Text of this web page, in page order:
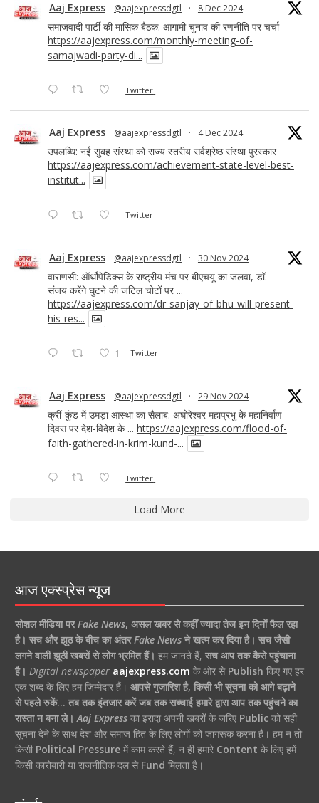
Aaj Express @aajexpressdgtl · 8 Dec 2024
समाजवादी पार्टी की मासिक बैठक: आगामी चुनाव की रणनीति पर चर्चा
https://aajexpress.com/monthly-meeting-of-
samajwadi-party-di...
Twitter
Aaj Express @aajexpressdgtl · 4 Dec 2024
उपलब्धि: नई सुबह संस्था को राज्य स्तरीय सर्वश्रेष्ठ संस्था पुरस्कार
https://aajexpress.com/achievement-state-level-best-
institut...
Twitter
Aaj Express @aajexpressdgtl · 30 Nov 2024
वाराणसी: ऑर्थोपेडिक्स के राष्ट्रीय मंच पर बीएचयू का जलवा, डॉ.
संजय करेंगे घुटने की जटिल चोटों पर ...
https://aajexpress.com/dr-sanjay-of-bhu-will-present-
his-res...
1 Twitter
Aaj Express @aajexpressdgtl · 29 Nov 2024
क्रीं-कुंड में उमड़ा आस्था का सैलाब: अघोरेश्वर महाप्रभु के महानिर्वाण
दिवस पर देश-विदेश के ... https://aajexpress.com/flood-of-
faith-gathered-in-krim-kund-...
Twitter
Load More
आज एक्स्प्रेस न्यूज
सोशल मीडिया परFake News, असल खबर से कहीं ज्यादा तेज इन दिनों फैल रहा
है। सच और झूठ के बीच का अंतरFake Newsने खत्म कर दिया है। सच जैसी
लगने वाली झूठी खबरों से लोग भ्रमित हैं। हम जानते हैं, सच आप तक कैसे पहुंचाना
है। Digital newspaper aajexpress.com के ओर से Publish किए गए हर
एक शब्द के लिए हम जिम्मेदार हैं। आपसे गुजारिश है, किसी भी सूचना को आगे बढ़ाने
से पहले रुकें… तब तक इंतजार करें जब तक सच्चाई हमारे द्वारा आप तक पहुंचने का
रास्ता न बना ले। Aaj Expressका इरादा अपनी खबरों के जरिए Publicको सही
सूचना देने के साथ देश और समाज हित के लिए लोगों को जागरूक करना है। हम न तो
किसी Political Pressureमें काम करते हैं, न ही हमारे Content के लिए हमें
किसी कारोबारी या राजनीतिक दल से Fund मिलता है।